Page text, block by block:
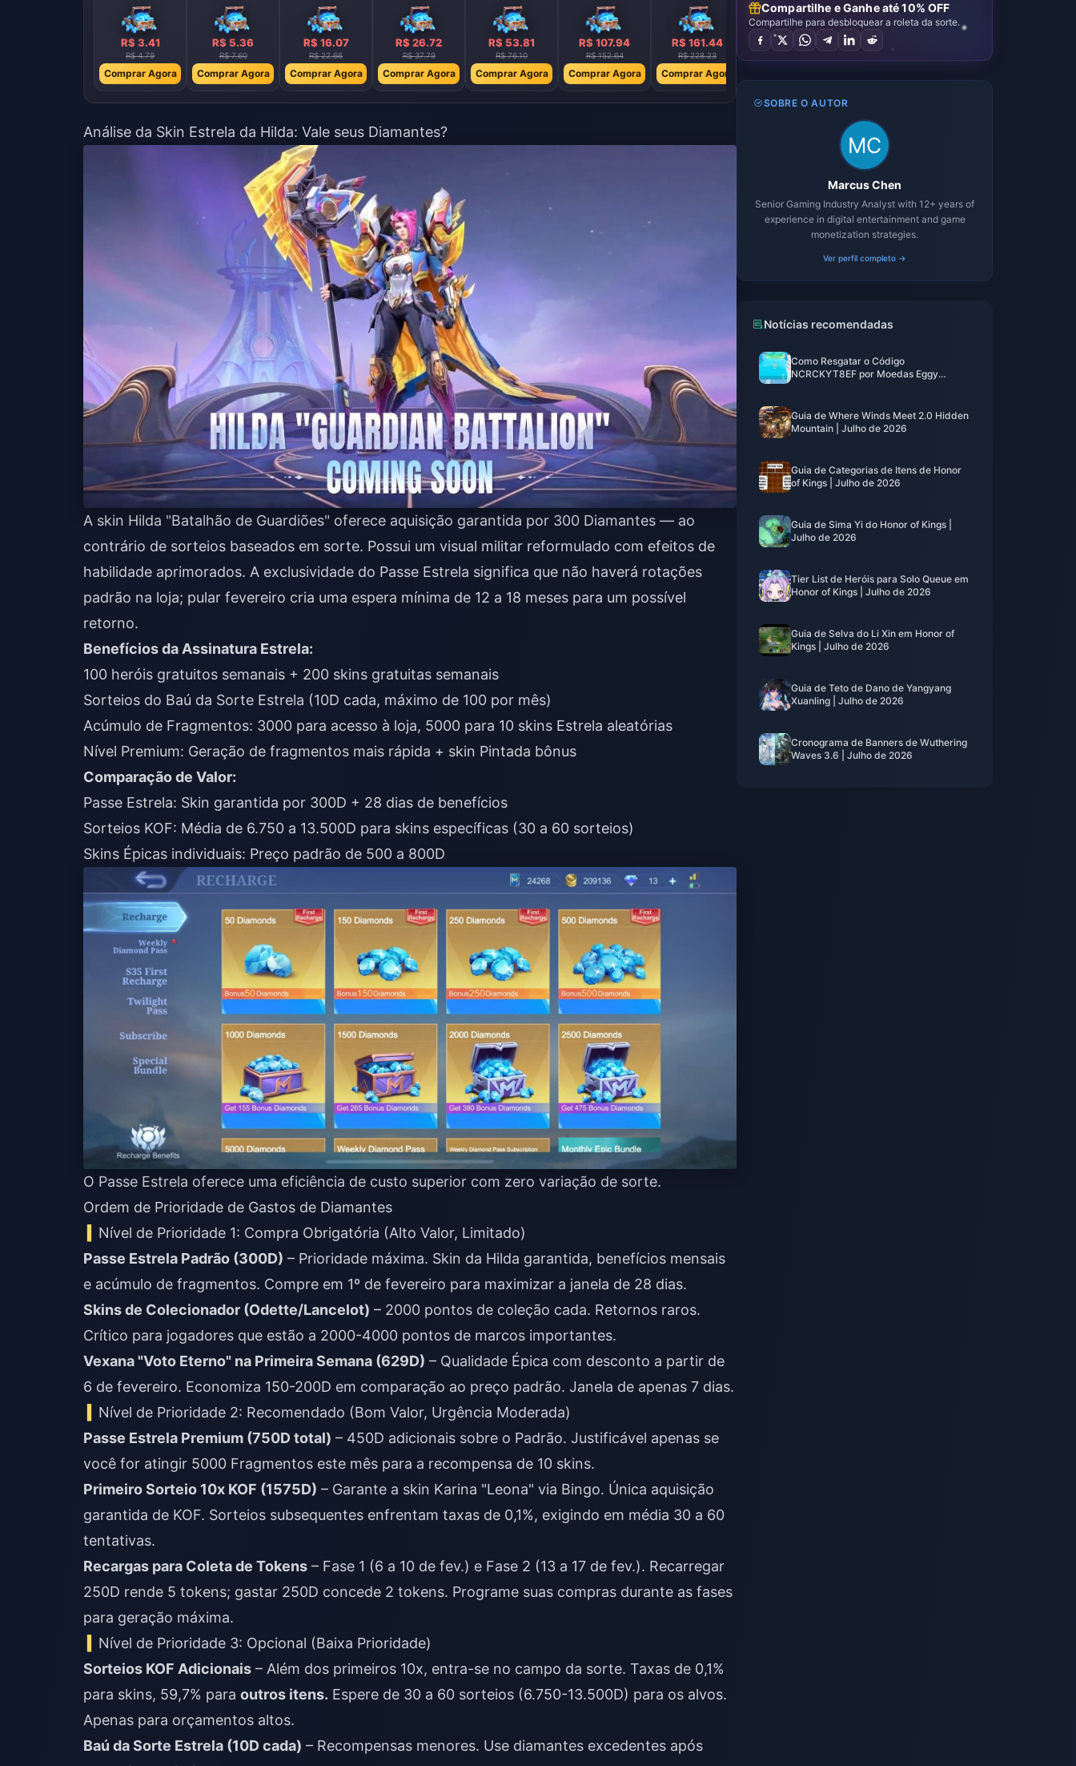
R$ 3.41
R$ 4.79
Comprar Agora
R$ 5.36
R$ 7.60
Comprar Agora
R$ 16.07
R$ 22.66
Comprar Agora
R$ 26.72
R$ 37.79
Comprar Agora
R$ 53.81
R$ 76.10
Comprar Agora
R$ 107.94
R$ 152.64
Comprar Agora
R$ 161.44
R$ 228.23
Comprar Agora
R$ 538.18 R$ 427.56
R$ 292.02
Análise da Skin Estrela da Hilda: Vale seus Diamantes?
A skin Hilda "Batalhão de Guardiões" oferece aquisição garantida por 300 Diamantes — ao
contrário de sorteios baseados em sorte. Possui um visual militar reformulado com efeitos de
habilidade aprimorados. A exclusividade do Passe Estrela significa que não haverá rotações
padrão na loja; pular fevereiro cria uma espera mínima de 12 a 18 meses para um possível
retorno.
Benefícios da Assinatura Estrela:
100 heróis gratuitos semanais + 200 skins gratuitas semanais
Sorteios do Baú da Sorte Estrela (10D cada, máximo de 100 por mês)
Acúmulo de Fragmentos: 3000 para acesso à loja, 5000 para 10 skins Estrela aleatórias
Nível Premium: Geração de fragmentos mais rápida + skin Pintada bônus
Comparação de Valor:
Passe Estrela: Skin garantida por 300D + 28 dias de benefícios
Sorteios KOF: Média de 6.750 a 13.500D para skins específicas (30 a 60 sorteios)
Skins Épicas individuais: Preço padrão de 500 a 800D
O Passe Estrela oferece uma eficiência de custo superior com zero variação de sorte.
Ordem de Prioridade de Gastos de Diamantes
Nível de Prioridade 1: Compra Obrigatória (Alto Valor, Limitado)
Passe Estrela Padrão (300D) – Prioridade máxima. Skin da Hilda garantida, benefícios mensais
e acúmulo de fragmentos. Compre em 1º de fevereiro para maximizar a janela de 28 dias.
Skins de Colecionador (Odette/Lancelot) – 2000 pontos de coleção cada. Retornos raros.
Crítico para jogadores que estão a 2000-4000 pontos de marcos importantes.
Vexana "Voto Eterno" na Primeira Semana (629D) – Qualidade Épica com desconto a partir de
6 de fevereiro. Economiza 150-200D em comparação ao preço padrão. Janela de apenas 7 dias.
Nível de Prioridade 2: Recomendado (Bom Valor, Urgência Moderada)
Passe Estrela Premium (750D total) – 450D adicionais sobre o Padrão. Justificável apenas se
você for atingir 5000 Fragmentos este mês para a recompensa de 10 skins.
Primeiro Sorteio 10x KOF (1575D) – Garante a skin Karina "Leona" via Bingo. Única aquisição
garantida de KOF. Sorteios subsequentes enfrentam taxas de 0,1%, exigindo em média 30 a 60
tentativas.
Recargas para Coleta de Tokens – Fase 1 (6 a 10 de fev.) e Fase 2 (13 a 17 de fev.). Recarregar
250D rende 5 tokens; gastar 250D concede 2 tokens. Programe suas compras durante as fases
para geração máxima.
Nível de Prioridade 3: Opcional (Baixa Prioridade)
Sorteios KOF Adicionais – Além dos primeiros 10x, entra-se no campo da sorte. Taxas de 0,1%
para skins, 59,7% para outros itens. Espere de 30 a 60 sorteios (6.750-13.500D) para os alvos.
Apenas para orçamentos altos.
Baú da Sorte Estrela (10D cada) – Recompensas menores. Use diamantes excedentes após
Compartilhe e Ganhe até 10% OFF
Compartilhe para desbloquear a roleta da sorte.
SOBRE O AUTOR
Marcus Chen
Senior Gaming Industry Analyst with 12+ years of
experience in digital entertainment and game
monetization strategies.
Ver perfil completo →
Notícias recomendadas
Como Resgatar o Código
NCRCKYT8EF por Moedas Eggy
Guia de Where Winds Meet 2.0 Hidden
Mountain | Julho de 2026
Guia de Categorias de Itens de Honor
of Kings | Julho de 2026
Guia de Sima Yi do Honor of Kings |
Julho de 2026
Tier List de Heróis para Solo Queue em
Honor of Kings | Julho de 2026
Guia de Selva do Li Xin em Honor of
Kings | Julho de 2026
Guia de Teto de Dano de Yangyang
Xuanling | Julho de 2026
Cronograma de Banners de Wuthering
Waves 3.6 | Julho de 2026